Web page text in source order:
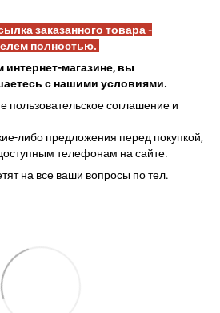
заказанного товара -
полностью.
интернет-магазине, вы
с нашими условиями.
пользовательское соглашение и
либо предложения перед покупкой,
телефонам на сайте.
на все ваши вопросы по тел.